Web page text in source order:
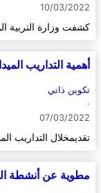
10/03/2022
كشفت وزارة التربية
أهمية التداريب
تكوين ذاتي
·
07/03/2022
تقديمخلال التداريب
مطوية عن أنشطة